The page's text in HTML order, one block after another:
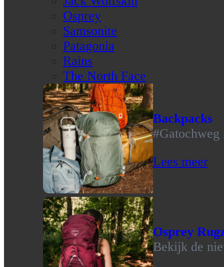
Osprey
Samsonite
Patagonia
Rains
The North Face
Backpacks
#Gatochweg
Lees meer
Osprey
Bekijk de